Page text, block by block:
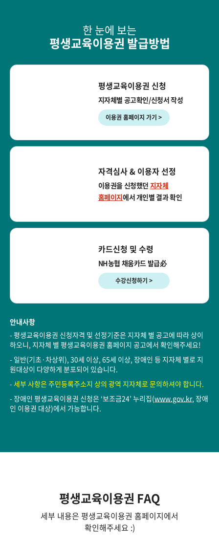
한 눈에 보는
평생교육이용권 발급방법
평생교육이용권 신청
지자체별 공고확인/신청서 작성
이용권 홈페이지 가기 >
자격심사 & 이용자 선정
이용권을 신청했던 지자체
홈페이지에서 개인별 결과 확인
카드신청 및 수령
NH농협 채움카드 발급必
수강신청하기 >
안내사항
- 평생교육이용권 신청자격 및 선정기준은 지자체 별 공고에 따라 상이
하오니, 지자체 별 평생교육이용권 홈페이지 공고에서 확인해주세요!
- 일반(기초·차상위), 30세 이상, 65세 이상, 장애인 등 지자체 별로 지
원대상이 다양하게 분포되어 있습니다.
- 세부 사항은 주민등록주소지 상의 광역 지자체로 문의하셔야 합니다.
- 장애인 평생교육이용권 신청은 ‘보조금24’ 누리집(www.gov.kr, 장애
인 이용권 대상)에서 가능합니다.
평생교육이용권 FAQ
세부 내용은 평생교육이용권 홈페이지에서
확인해주세요 :)